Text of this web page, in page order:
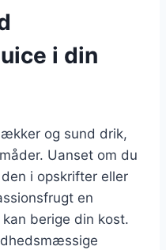
i din
og sund drik,
Uanset om du
i opskrifter eller
en
berige din kost.